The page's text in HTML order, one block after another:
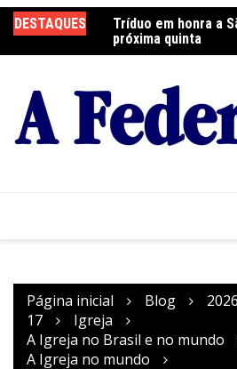
para
o
DESTAQUES
Tríduo em honra a
próxima quinta
Franciscanos
solidária
Página inicial Blog 2026
17
Igreja
A Igreja no Brasil e no mundo
A Igreja no mundo